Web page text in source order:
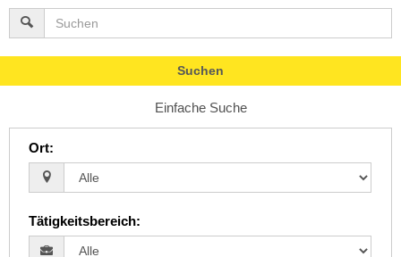
Suchen
Einfache Suche
Ort:
Tätigkeitsbereich: